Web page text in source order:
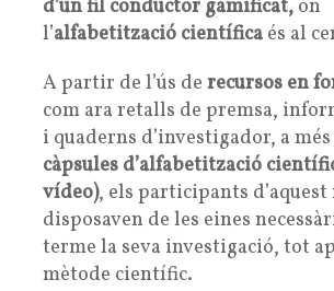
d’un fil conductor gamificat, on
l’alfabetització científica és al
A partir de l’ús de recursos en
com ara retalls de premsa,
i quaderns d’investigador, a
càpsules d’alfabetització
vídeo), els participants d’aquest
disposaven de les eines
terme la seva investigació, tot
mètode científic.